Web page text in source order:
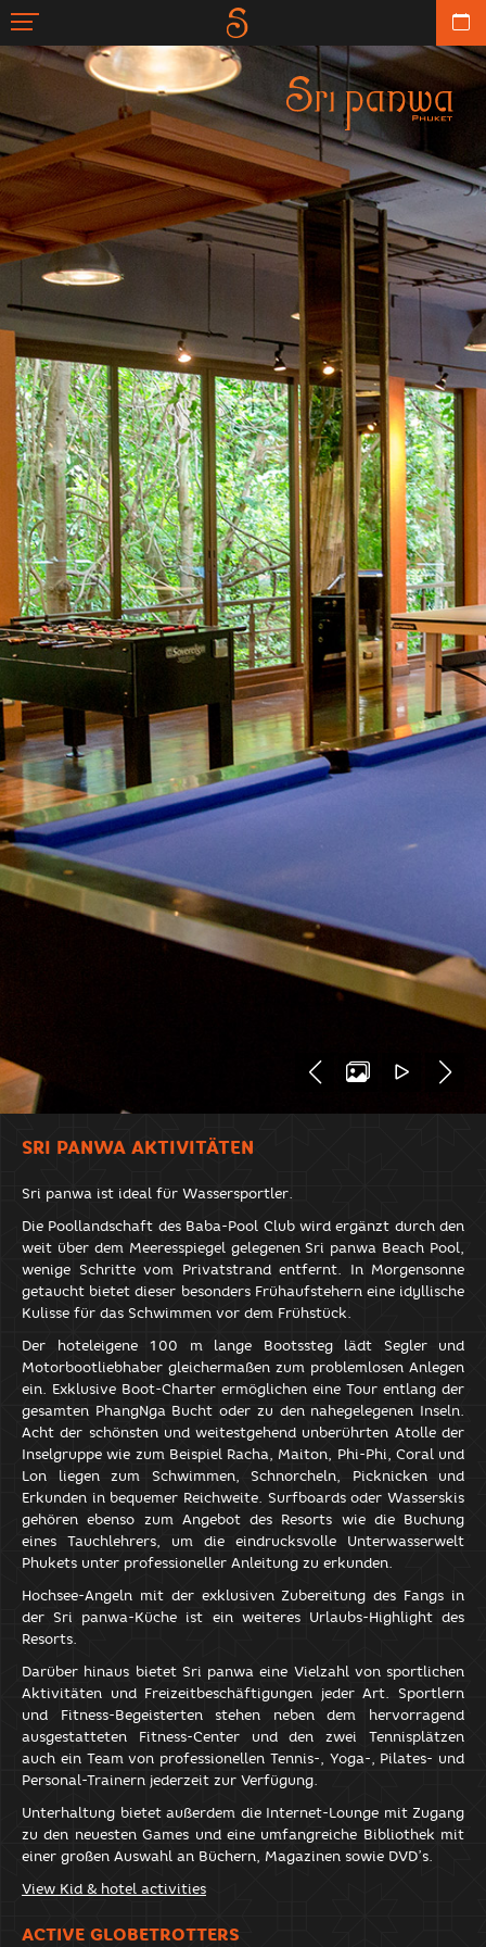
SRI PANWA AKTIVITÄTEN
Sri panwa ist ideal für Wassersportler.
Die Poollandschaft des Baba-Pool Club wird ergänzt durch den
weit über dem Meeresspiegel gelegenen Sri panwa Beach Pool,
wenige Schritte vom Privatstrand entfernt. In Morgensonne
getaucht bietet dieser besonders Frühaufstehern eine idyllische
Kulisse für das Schwimmen vor dem Frühstück.
Der hoteleigene 100 m lange Bootssteg lädt Segler und
Motorbootliebhaber gleichermaßen zum problemlosen Anlegen
ein. Exklusive Boot-Charter ermöglichen eine Tour entlang der
gesamten PhangNga Bucht oder zu den nahegelegenen Inseln.
Acht der schönsten und weitestgehend unberührten Atolle der
Inselgruppe wie zum Beispiel Racha, Maiton, Phi-Phi, Coral und
Lon liegen zum Schwimmen, Schnorcheln, Picknicken und
Erkunden in bequemer Reichweite. Surfboards oder Wasserskis
gehören ebenso zum Angebot des Resorts wie die Buchung
eines Tauchlehrers, um die eindrucksvolle Unterwasserwelt
Phukets unter professioneller Anleitung zu erkunden.
Hochsee-Angeln mit der exklusiven Zubereitung des Fangs in
der Sri panwa-Küche ist ein weiteres Urlaubs-Highlight des
Resorts.
Darüber hinaus bietet Sri panwa eine Vielzahl von sportlichen
Aktivitäten und Freizeitbeschäftigungen jeder Art. Sportlern
und Fitness-Begeisterten stehen neben dem hervorragend
ausgestatteten Fitness-Center und den zwei Tennisplätzen
auch ein Team von professionellen Tennis-, Yoga-, Pilates- und
Personal-Trainern jederzeit zur Verfügung.
Unterhaltung bietet außerdem die Internet-Lounge mit Zugang
zu den neuesten Games und eine umfangreiche Bibliothek mit
einer großen Auswahl an Büchern, Magazinen sowie DVD’s.
View Kid & hotel activities
ACTIVE GLOBETROTTERS